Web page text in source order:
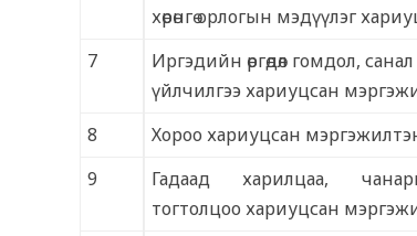
хөрөнгө орлогын мэдүүлэг
7
Иргэдийн өргөдөл гомдол,
үйлчилгээ хариуцсан
8 Хороо хариуцсан
9
Гадаад харилцаа,
тогтолцоо хариуцсан